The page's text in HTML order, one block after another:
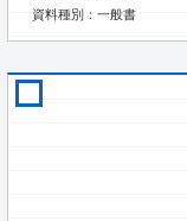
資料種別：一般書